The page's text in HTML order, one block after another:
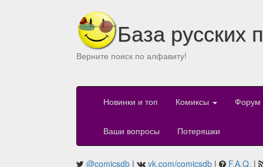
База русских
Верните поиск по алфавиту!
Новинки и топ Комиксы Форум
Ваши вопросы Потеряшки
@comicsdb | vk.com/comicsdb | F.A.Q. |